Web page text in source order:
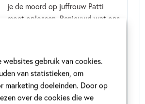
gebruik van cookies.
van statistieken, om
marketing doeleinden. Door op
over de cookies die we
je de moord op juffrouw Patti
moet oplossen. Benieuwd wat ons
Lees meer